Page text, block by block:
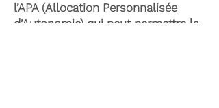
l’APA (Allocation Personnalisée
d’Autonomie) qui peut permettre la